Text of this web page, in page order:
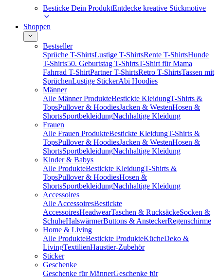
Besticke Dein ProduktEntdecke kreative Stickmotive
Shoppen
Bestseller
Sprüche T-ShirtsLustige T-ShirtsRente T-ShirtsHunde
T-Shirts50. Geburtstag T-ShirtsT-Shirt für Mama
Fahrrad T-ShirtPartner T-ShirtsRetro T-ShirtsTassen mit
SprüchenLustige StickerAbi Hoodies
Männer
Alle Männer ProdukteBestickte KleidungT-Shirts &
TopsPullover & HoodiesJacken & WestenHosen &
ShortsSportbekleidungNachhaltige Kleidung
Frauen
Alle Frauen ProdukteBestickte KleidungT-Shirts &
TopsPullover & HoodiesJacken & WestenHosen &
ShortsSportbekleidungNachhaltige Kleidung
Kinder & Babys
Alle ProdukteBestickte KleidungT-Shirts &
TopsPullover & HoodiesHosen &
ShortsSportbekleidungNachhaltige Kleidung
Accessoires
Alle AccessoiresBestickte
AccessoiresHeadwearTaschen & RucksäckeSocken &
SchuheHalswärmerButtons & AnsteckerRegenschirme
Home & Living
Alle ProdukteBestickte ProdukteKücheDeko &
LivingTextilienHaustier-Zubehör
Sticker
Geschenke
Geschenke für MännerGeschenke für